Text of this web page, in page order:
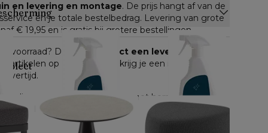
en levering en montage. De prijs hangt af van de
en je totale bestelbedrag. Levering van grote
€ 19,95 en is gratis bij grotere bestellingen.
voorraad? Dan kan je
direct een leverdatum
artikelen op voorraad, dan krijg je een inschatting
levertijd.
online gekocht worden, geldt het herroepingsrecht.
heb je
14 dagen de tijd om je bestelling